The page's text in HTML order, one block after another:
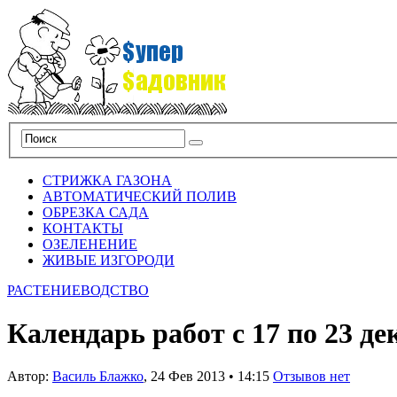
СТРИЖКА ГАЗОНА
АВТОМАТИЧЕСКИЙ ПОЛИВ
ОБРЕЗКА САДА
КОНТАКТЫ
ОЗЕЛЕНЕНИЕ
ЖИВЫЕ ИЗГОРОДИ
РАСТЕНИЕВОДСТВО
Календарь работ с 17 по 23
Автор: Василь Блажко, 24 Фев 2013 • 14:15 Отзывов нет